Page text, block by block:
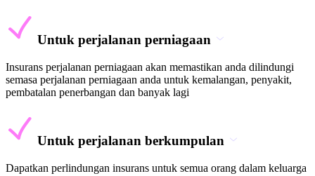
Untuk perjalanan perniagaan
Insurans perjalanan perniagaan akan memastikan anda dilindungi
semasa perjalanan perniagaan anda untuk kemalangan, penyakit,
pembatalan penerbangan dan banyak lagi
Untuk perjalanan berkumpulan
Dapatkan perlindungan insurans untuk semua orang dalam keluarga